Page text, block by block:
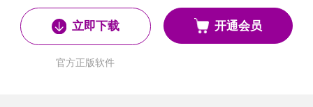
立即下载
官方正版软件
开通会员